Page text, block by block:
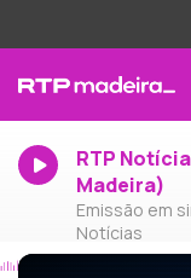
RTP
Madeira)
Emissão em
Notícias